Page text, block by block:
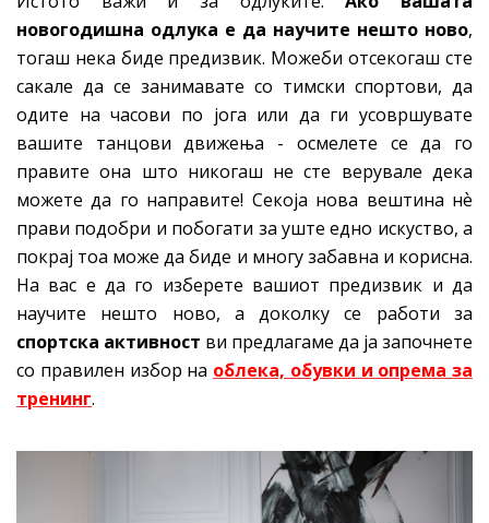
новогодишна одлука е да научите нешто ново,
тогаш нека биде предизвик. Можеби отсекогаш сте
сакале да се занимавате со тимски спортови, да
одите на часови по јога или да ги усовршувате
вашите танцови движења - осмелете се да го
правите она што никогаш не сте верувале дека
можете да го направите! Секоја нова вештина нѐ
прави подобри и побогати за уште едно искуство, а
покрај тоа може да биде и многу забавна и корисна.
На вас е да го изберете вашиот предизвик и да
научите нешто ново, а доколку се работи за
спортска активност ви предлагаме да ја започнете
со правилен избор на облека, обувки и опрема за
тренинг.